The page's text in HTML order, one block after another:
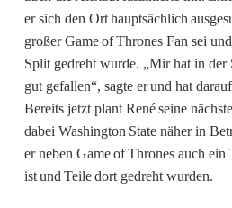
er sich den Ort hauptsächlich
großer Game of Thrones Fan sei
Split gedreht wurde. „Mir hat in der
gut gefallen“, sagte er und hat
Bereits jetzt plant René seine
dabei Washington State näher in
er neben Game of Thrones auch
ist und Teile dort gedreht wurden.